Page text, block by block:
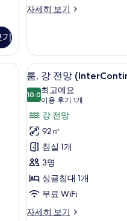
기
대
시
내
전
망
사
진
모
두
보
기
자세히 보기
클
킹
사
이
즈
침
개,
시
내
전
자
세
보
내 금고, 책상
룸,
강
전
망
(InterContinental)
사
진
모
두
보
6
룸, 강 전망
10.010.0점 만점 중 10점
최고예요
이용 후기 1개
(이
용
후
기
개)
강 전망
92㎡
침실 1개
3명
싱글침대 1개
무료 WiFi
자세히 보기
룸,